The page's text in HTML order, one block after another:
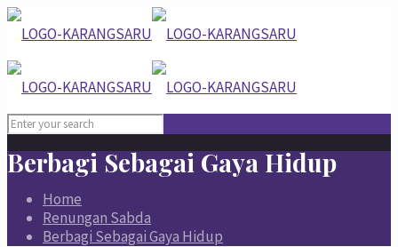
Berbagi Sebagai Gaya Hidup
Home
Renungan Sabda
Berbagi Sebagai Gaya Hidup